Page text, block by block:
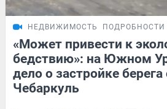
НЕДВИЖИМОСТЬ ПОДРОБНОСТИ
«Может привести к
бедствию»: на Южном
дело о застройке берега
Чебаркуль